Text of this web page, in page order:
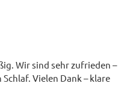
Wir sind sehr zufrieden
Vielen Dank – klare